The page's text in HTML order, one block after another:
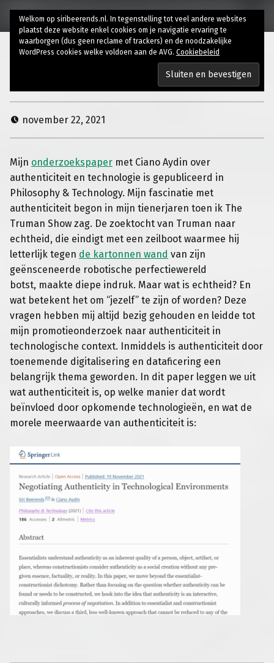
november 22, 2021
Mijn onderzoekspaper met Ciano Aydin over
authenticiteit en technologie is gepubliceerd in
Philosophy & Technology. Mijn fascinatie met
authenticiteit begon in mijn tienerjaren toen ik The
Truman Show zag. De zoektocht van Truman naar
echtheid, die eindigt met een zeilboot waarmee hij
letterlijk tegen de kartonnen wand van zijn
geënsceneerde robotische perfectiewereld
botst, maakte diepe indruk. Maar wat is echtheid? En
wat betekent het om “jezelf” te zijn of worden? Deze
vragen hebben mij altijd bezig gehouden en leidde tot
mijn promotieonderzoek naar authenticiteit in
technologische context. Inmiddels is authenticiteit door
toenemende digitalisering en dataficering een
belangrijk thema geworden. In dit paper leggen we uit
wat authenticiteit is, op welke manier dat wordt
beïnvloed door opkomende technologieën, en wat de
morele meerwaarde van authenticiteit is:
Welkom op siribeerends.nl. In tegenstelling tot veel andere websites
plaatst deze website enkel cookies om je navigatie ervaring te
waarborgen (dus geen reclame of trackers) en de noodzakelijke
WordPress cookies welke voldoen aan de AVG. Cookiebeleid